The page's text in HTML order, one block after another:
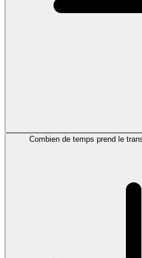
Combien de temps prend le